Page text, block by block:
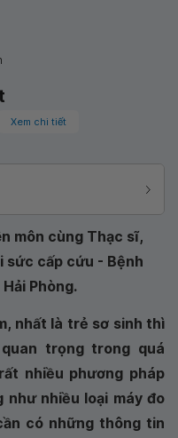
Xem chi tiết
môn cùng Thạc sĩ,
sức cấp cứu - Bệnh
Phòng.
nhất là trẻ sơ sinh thì
trọng trong quá
nhiều phương pháp
nhiều loại máy đo
có những thông tin